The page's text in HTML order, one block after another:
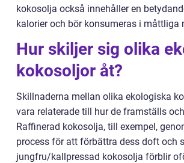
kokosolja också innehåller en
kalorier och bör konsumeras i måttliga
Hur skiljer sig olika
kokosoljor åt?
Skillnaderna mellan olika ekologiska
vara relaterade till hur de framställs
Raffinerad kokosolja, till exempel,
process för att förbättra dess doft och
jungfru/kallpressad kokosolja förblir